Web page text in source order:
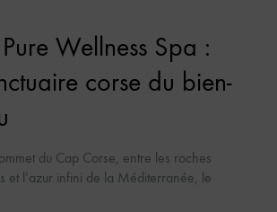
Wellness Spa :
corse du bien-
du Cap Corse, entre les roches
et l’azur infini de la Méditerranée, le
d’inaugurer un écrin de bien-être